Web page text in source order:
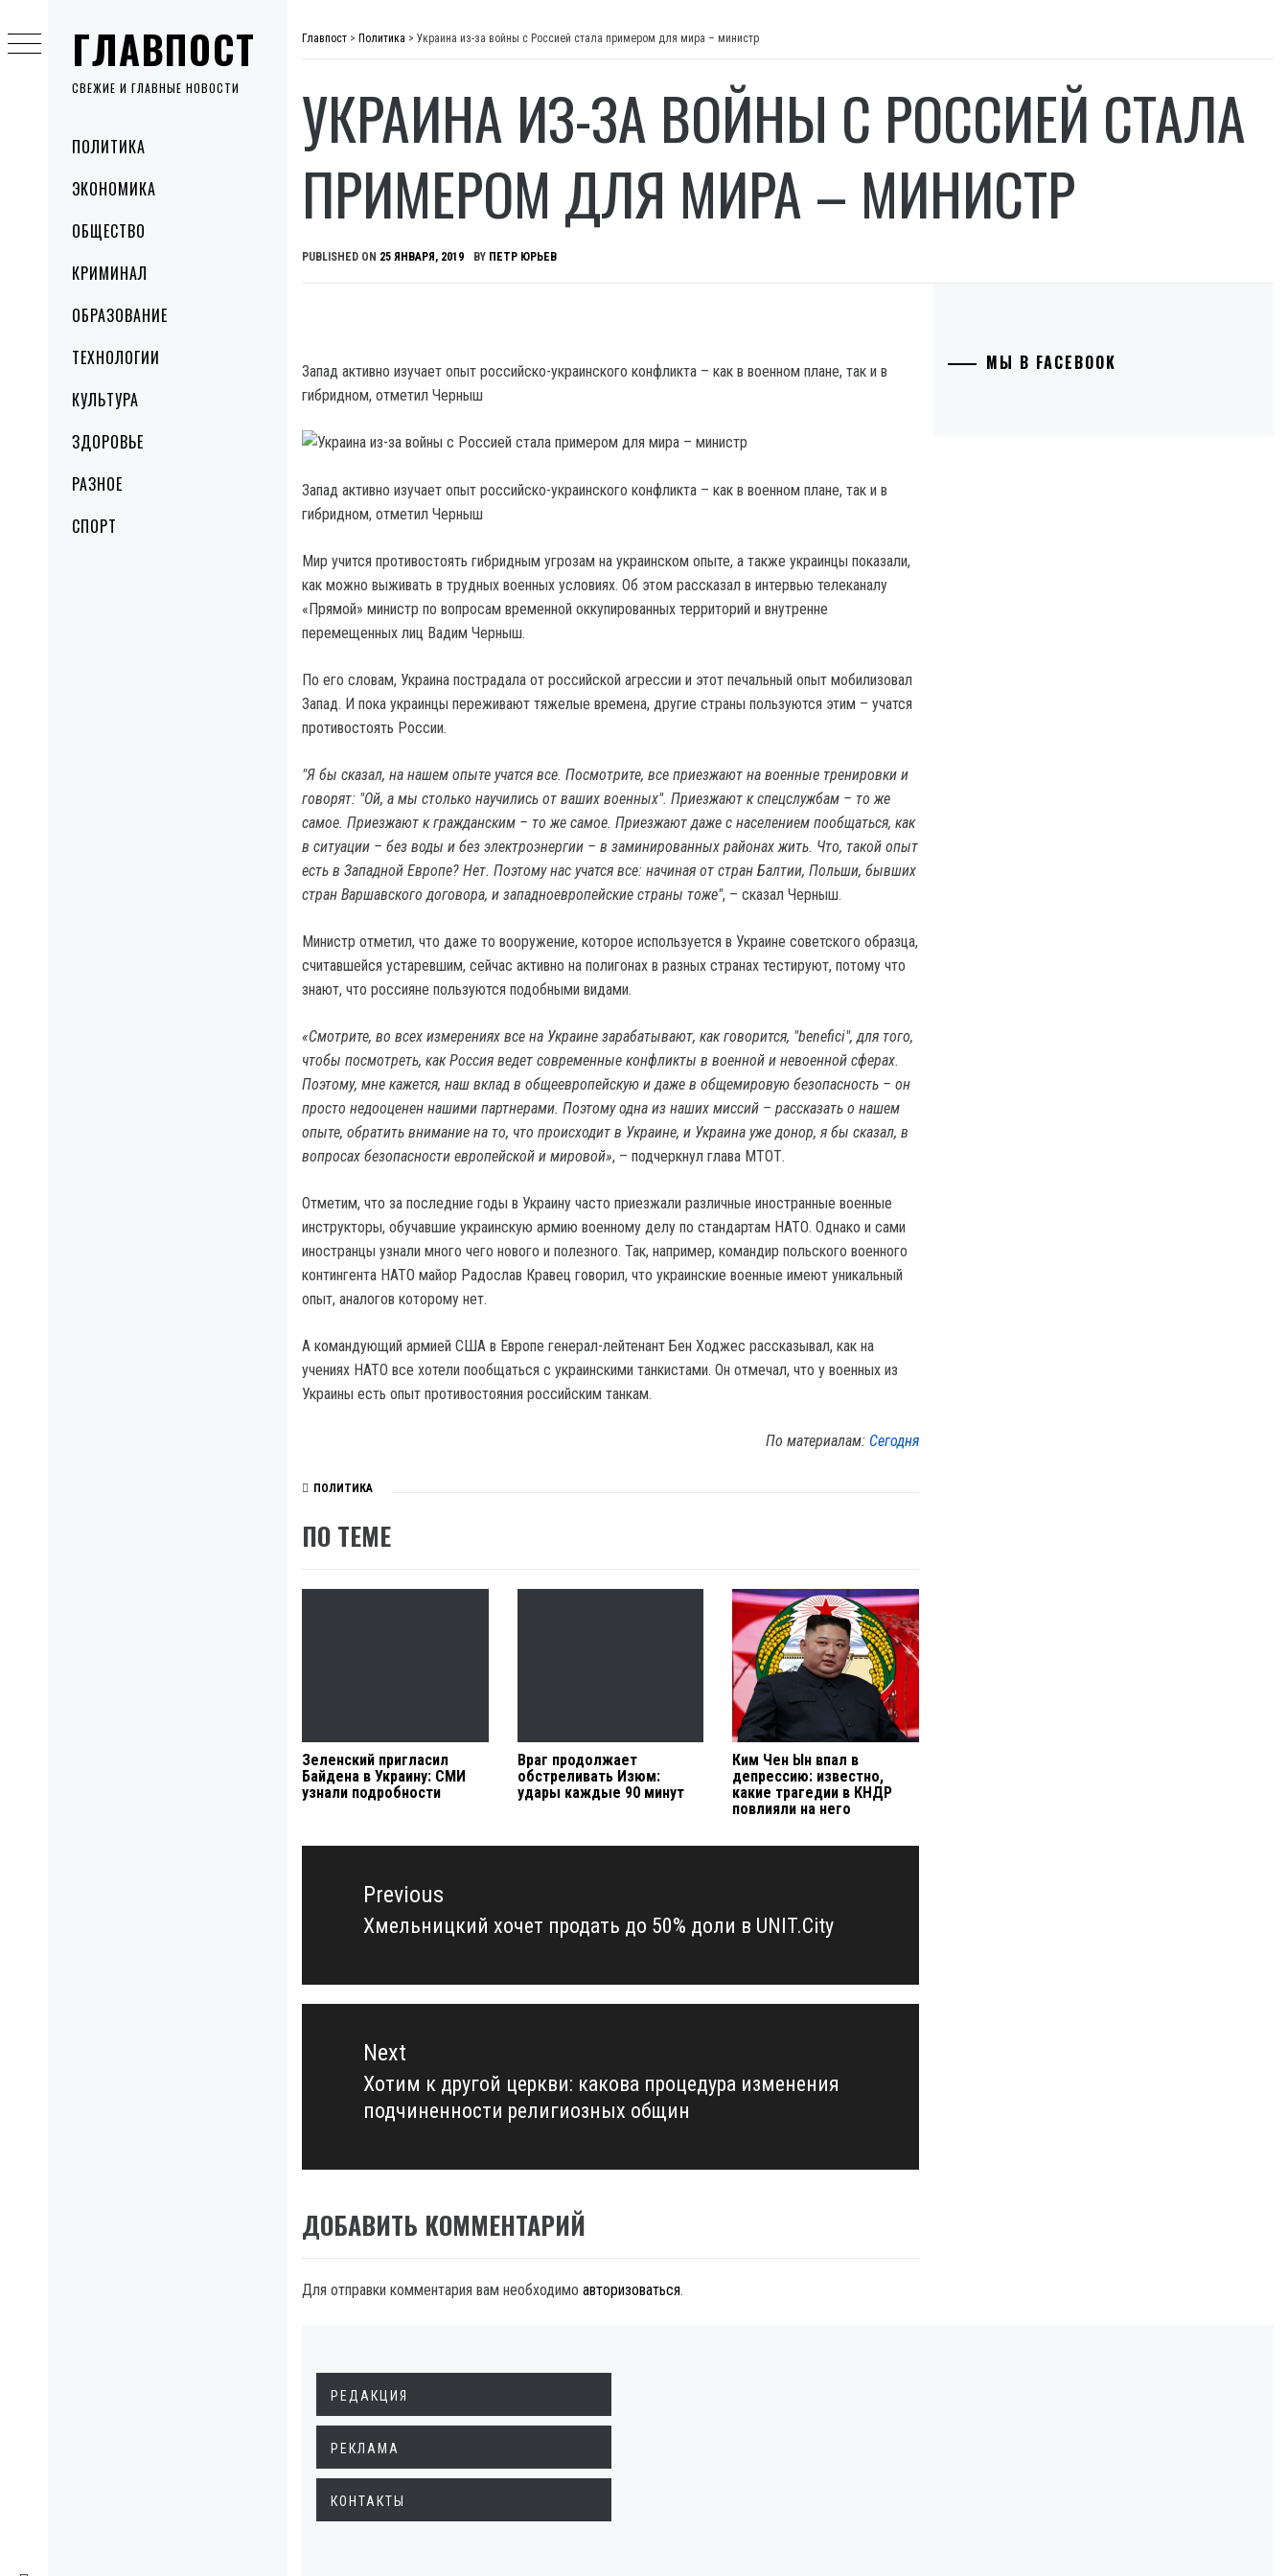
ГЛАВПОСТ
СВЕЖИЕ И ГЛАВНЫЕ НОВОСТИ
MenuПОЛИТИКА
ЭКОНОМИКА
ОБЩЕСТВО
КРИМИНАЛ
ОБРАЗОВАНИЕ
ТЕХНОЛОГИИ
КУЛЬТУРА
ЗДОРОВЬЕ
РАЗНОЕ
СПОРТ
to
content
Главпост > Политика > Украина из-за войны с Россией стала примером для мира – министр
УКРАИНА ИЗ-ЗА ВОЙНЫ С РОССИЕЙ СТАЛА
ПРИМЕРОМ ДЛЯ МИРА – МИНИСТР
PUBLISHED ON 25 ЯНВАРЯ, 2019 BY ПЕТР ЮРЬЕВ
Запад активно изучает опыт российско-украинского конфликта – как в военном плане, так и в
гибридном, отметил Черныш
Запад активно изучает опыт российско-украинского конфликта – как в военном плане, так и в
гибридном, отметил Черныш
Мир учится противостоять гибридным угрозам на украинском опыте, а также украинцы показали,
как можно выживать в трудных военных условиях. Об этом рассказал в интервью телеканалу
«Прямой» министр по вопросам временной оккупированных территорий и внутренне
перемещенных лиц Вадим Черныш.
По его словам, Украина пострадала от российской агрессии и этот печальный опыт мобилизовал
Запад. И пока украинцы переживают тяжелые времена, другие страны пользуются этим – учатся
противостоять России.
"Я бы сказал, на нашем опыте учатся все. Посмотрите, все приезжают на военные тренировки и
говорят: "Ой, а мы столько научились от ваших военных". Приезжают к спецслужбам – то же
самое. Приезжают к гражданским – то же самое. Приезжают даже с населением пообщаться, как
в ситуации – без воды и без электроэнергии – в заминированных районах жить. Что, такой опыт
есть в Западной Европе? Нет. Поэтому нас учатся все: начиная от стран Балтии, Польши, бывших
стран Варшавского договора, и западноевропейские страны тоже", – сказал Черныш.
Министр отметил, что даже то вооружение, которое используется в Украине советского образца,
считавшейся устаревшим, сейчас активно на полигонах в разных странах тестируют, потому что
знают, что россияне пользуются подобными видами.
«Смотрите, во всех измерениях все на Украине зарабатывают, как говорится, "benefici", для того,
чтобы посмотреть, как Россия ведет современные конфликты в военной и невоенной сферах.
Поэтому, мне кажется, наш вклад в общеевропейскую и даже в общемировую безопасность – он
просто недооценен нашими партнерами. Поэтому одна из наших миссий – рассказать о нашем
опыте, обратить внимание на то, что происходит в Украине, и Украина уже донор, я бы сказал, в
вопросах безопасности европейской и мировой», – подчеркнул глава МТОТ.
Отметим, что за последние годы в Украину часто приезжали различные иностранные военные
инструкторы, обучавшие украинскую армию военному делу по стандартам НАТО. Однако и сами
иностранцы узнали много чего нового и полезного. Так, например, командир польского военного
контингента НАТО майор Радослав Кравец говорил, что украинские военные имеют уникальный
опыт, аналогов которому нет.
А командующий армией США в Европе генерал-лейтенант Бен Ходжес рассказывал, как на
учениях НАТО все хотели пообщаться с украинскими танкистами. Он отмечал, что у военных из
Украины есть опыт противостояния российским танкам.
По материалам: Сегодня
ПОЛИТИКА
ПО ТЕМЕ
Зеленский пригласил
Байдена в Украину: СМИ
узнали подробности
Враг продолжает
обстреливать Изюм:
удары каждые 90 минут
Ким Чен Ын впал в
депрессию: известно,
какие трагедии в КНДР
повлияли на него
Навигация
записямPrevious
Previous
Хмельницкий хочет продать до 50% доли в UNIT.City
Next
Next
post:
Хотим к другой церкви: какова процедура изменения
подчиненности религиозных общин
ДОБАВИТЬ КОММЕНТАРИЙ
Для отправки комментария вам необходимо авторизоваться.
МЫ В FACEBOOK
РЕДАКЦИЯ
РЕКЛАМА
КОНТАКТЫ